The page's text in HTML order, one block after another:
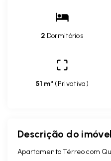
2 Dormitórios
51 m² (Privativa)
Descrição do imóvel
Apartamento Térreo com